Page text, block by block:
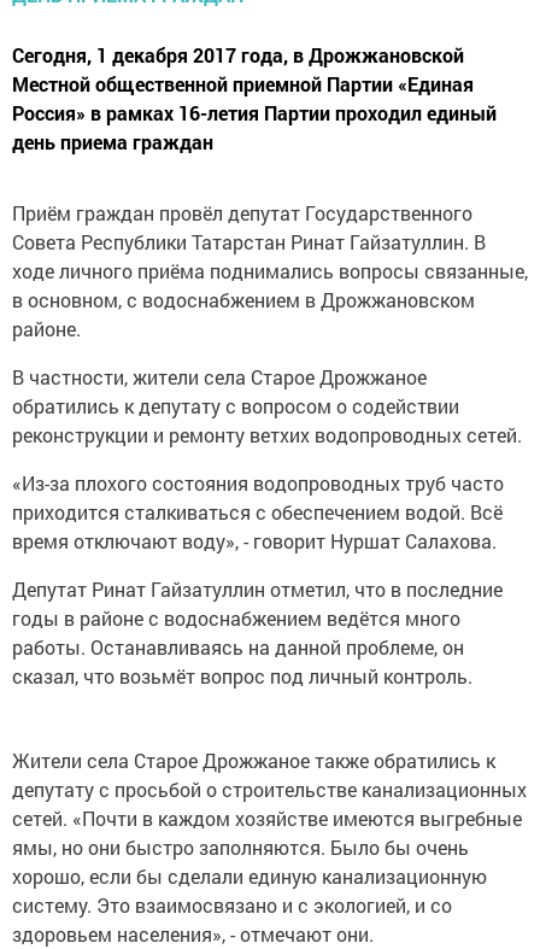
Сегодня, 1 декабря 2017 года, в Дрожжановской
Местной общественной приемной Партии «Единая
Россия» в рамках 16-летия Партии проходил единый
день приема граждан
Приём граждан провёл депутат Государственного
Совета Республики Татарстан Ринат Гайзатуллин. В
ходе личного приёма поднимались вопросы связанные,
в основном, с водоснабжением в Дрожжановском
районе.
В частности, жители села Старое Дрожжаное
обратились к депутату с вопросом о содействии
реконструкции и ремонту ветхих водопроводных сетей.
«Из-за плохого состояния водопроводных труб часто
приходится сталкиваться с обеспечением водой. Всё
время отключают воду», - говорит Нуршат Салахова.
Депутат Ринат Гайзатуллин отметил, что в последние
годы в районе с водоснабжением ведётся много
работы. Останавливаясь на данной проблеме, он
сказал, что возьмёт вопрос под личный контроль.
Жители села Старое Дрожжаное также обратились к
депутату с просьбой о строительстве канализационных
сетей. «Почти в каждом хозяйстве имеются выгребные
ямы, но они быстро заполняются. Было бы очень
хорошо, если бы сделали единую канализационную
систему. Это взаимосвязано и с экологией, и со
здоровьем населения», - отмечают они.